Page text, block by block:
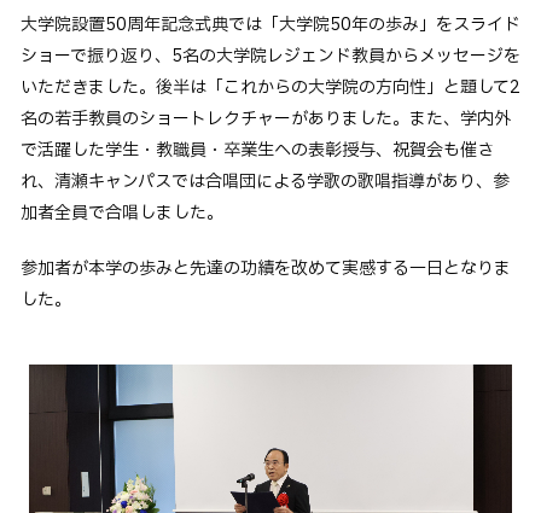
イベント 入試情報 お問い合わせ
アクセス JP EN
大学院設置50周年記念式典では「大学院50年の歩み」をスライド
ショーで振り返り、5名の大学院レジェンド教員からメッセージを
いただきました。後半は「これからの大学院の方向性」と題して2
名の若手教員のショートレクチャーがありました。また、学内外
で活躍した学生・教職員・卒業生への表彰授与、祝賀会も催さ
れ、清瀬キャンパスでは合唱団による学歌の歌唱指導があり、参
加者全員で合唱しました。
参加者が本学の歩みと先達の功績を改めて実感する一日となりま
した。